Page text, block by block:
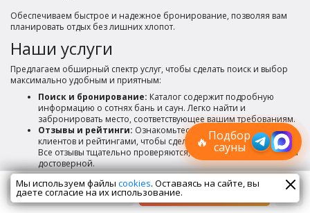
Обеспечиваем быстрое и надежное бронирование, позволяя вам
планировать отдых без лишних хлопот.
Наши услуги
Предлагаем обширный спектр услуг, чтобы сделать поиск и выбор
максимально удобным и приятным:
Поиск и бронирование: Каталог содержит подробную
информацию о сотнях бань и саун. Легко найти и
забронировать место, соответствующее вашим требованиям.
Отзывы и рейтинги: Ознакомьтесь с отзывами реальных
клиентов и рейтингами, чтобы сделать обоснованный выбор.
Все отзывы тщательно проверяются, чтобы информация была
достоверной.
Консультации и рекомендации:Эксперты всегда готовы
помочь с выбором. Свяжитесь для получения персональных
рекомендаций по выбору бани или спа, исходя из ваших
предпочтений и целей.
Спецпредложения Сейчас смотрят
🔥Подбор
сауны
спецпредложения
саун
Подписывайтесь в Telegram или MAX —
пришлём свежие скидки
Мы используем файлы cookies. Оставаясь на сайте, вы
даете согласие на их использование.